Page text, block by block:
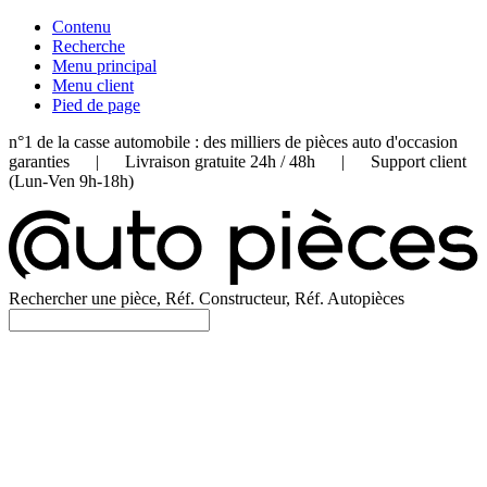
Contenu
Recherche
Menu principal
Menu client
Pied de page
n°1 de la casse automobile : des milliers de pièces auto d'occasion
garanties | Livraison gratuite 24h / 48h | Support client
(Lun-Ven 9h-18h)
Rechercher une pièce, Réf. Constructeur, Réf. Autopièces